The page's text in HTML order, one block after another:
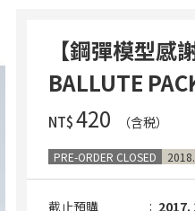
【鋼彈模型
BALLUTE
NT$‌420 （含税）
PRE-ORDER CLOSED
截止預購 2017.